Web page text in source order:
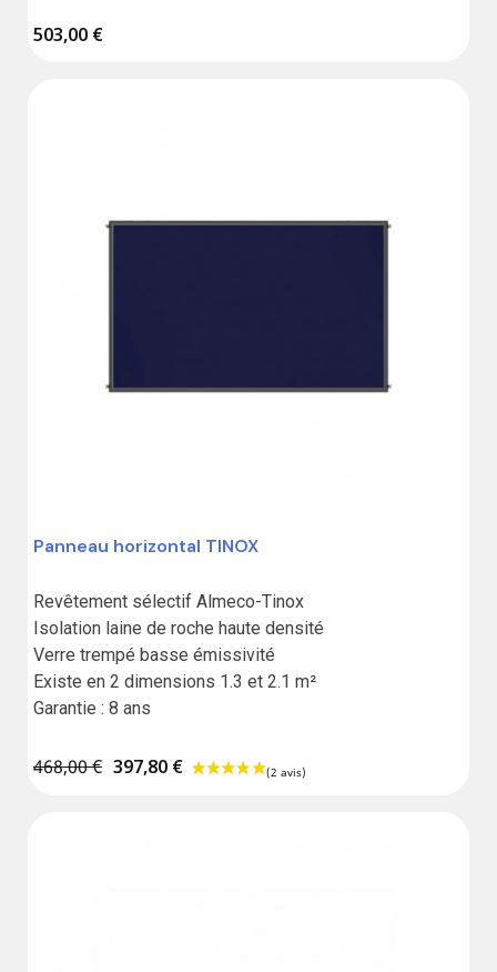
503,00 €
Panneau horizontal TINOX
Revêtement sélectif Almeco-Tinox
Isolation laine de roche haute densité
Verre trempé basse émissivité
Existe en 2 dimensions 1.3 et 2.1 m²
Garantie : 8 ans
468,00 € 397,80 €